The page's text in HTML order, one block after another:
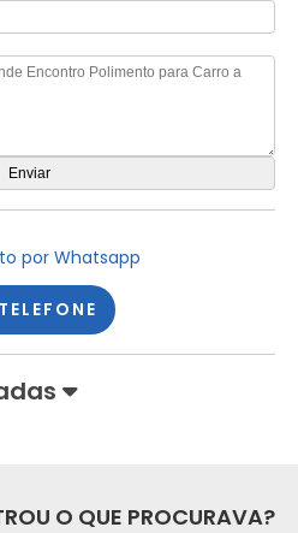
por Whatsapp
O QUE PROCURAVA?